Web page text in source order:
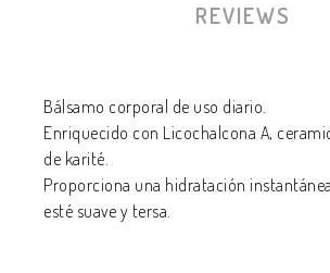
REVIEWS
Bálsamo corporal de uso diario.
Enriquecido con Licochalcona A,
de karité.
Proporciona una hidratación
esté suave y tersa.